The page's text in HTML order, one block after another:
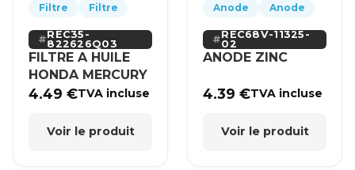
Filtre Filtre
REC35-
822626Q03
FILTRE A HUILE
HONDA MERCURY
4.49€TVA incluse
Voir le produit
Anode Anode
REC68V-11325-
02
ANODE ZINC
4.39€TVA incluse
Voir le produit